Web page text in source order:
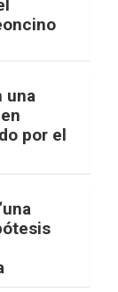
una
por el